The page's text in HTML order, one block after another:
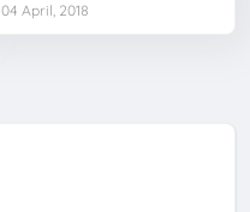
04 April, 2018